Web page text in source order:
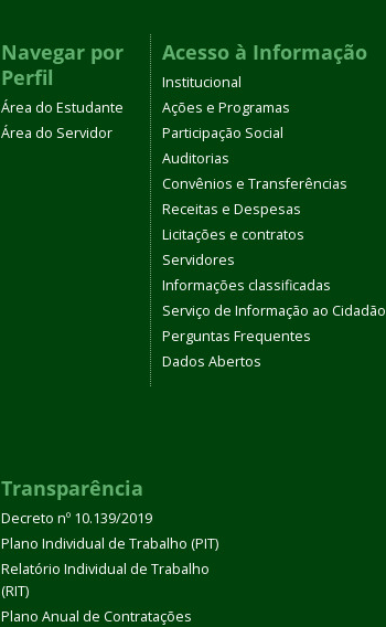
Navegar por
Perfil
Área do Estudante
Área do Servidor
Acesso à Informação
Institucional
Ações e Programas
Participação Social
Auditorias
Convênios e Transferências
Receitas e Despesas
Licitações e contratos
Servidores
Informações classificadas
Serviço de Informação ao Cidadão
Perguntas Frequentes
Dados Abertos
Transparência
Decreto nº 10.139/2019
Plano Individual de Trabalho (PIT)
Relatório Individual de Trabalho
(RIT)
Plano Anual de Contratações